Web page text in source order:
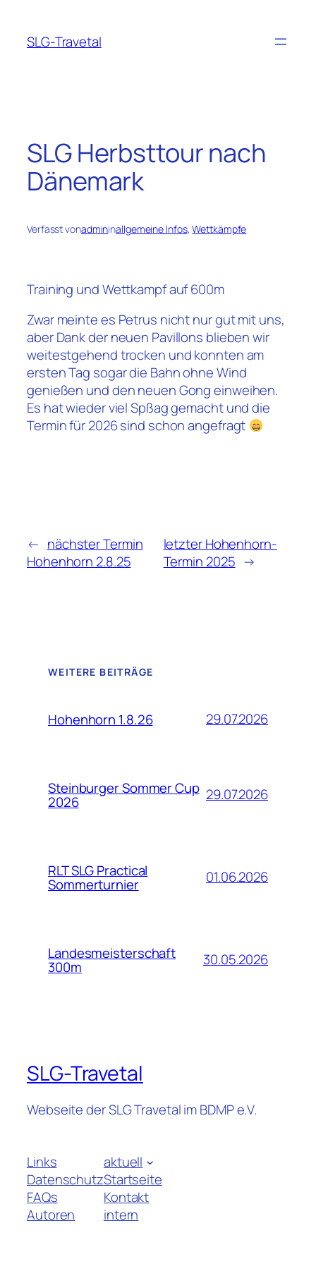
springen
SLG-Travetal
SLG Herbsttour nach
Dänemark
Verfasst vonadmininallgemeine Infos, Wettkämpfe
Training und Wettkampf auf 600m
Zwar meinte es Petrus nicht nur gut mit uns,
aber Dank der neuen Pavillons blieben wir
weitestgehend trocken und konnten am
ersten Tag sogar die Bahn ohne Wind
genießen und den neuen Gong einweihen.
Es hat wieder viel Spßag gemacht und die
Termin für 2026 sind schon angefragt
← nächster Termin
Hohenhorn 2.8.25
letzter Hohenhorn-
Termin 2025 →
WEITERE BEITRÄGE
Hohenhorn 1.8.26 29.07.2026
Steinburger Sommer Cup
2026 29.07.2026
RLT SLG Practical
Sommerturnier 01.06.2026
Landesmeisterschaft
300m 30.05.2026
SLG-Travetal
Webseite der SLG Travetal im BDMP e.V.
Links
Datenschutz
FAQs
Autoren
aktuell
Startseite
Kontakt
intern